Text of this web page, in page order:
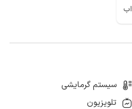
سیستم گرمایشی
تلویزیون